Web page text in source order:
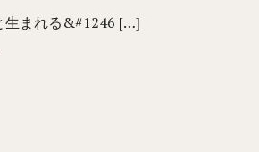
生まれる&#1246 […]